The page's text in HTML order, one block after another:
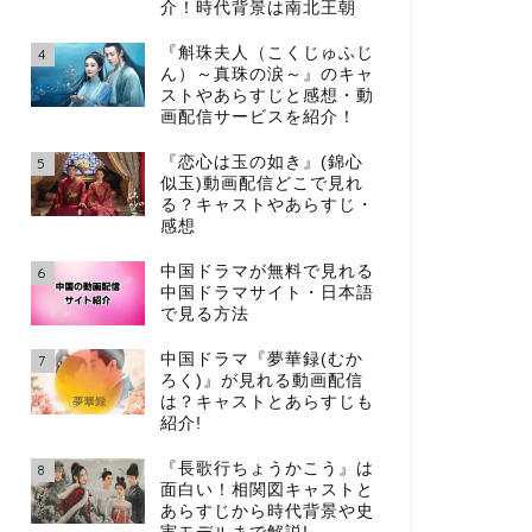
介！時代背景は南北王朝
4
『斛珠夫人（こくじゅふじ
ん）～真珠の涙～』のキャ
ストやあらすじと感想・動
画配信サービスを紹介！
5
『恋心は玉の如き』(錦心
似玉)動画配信どこで見れ
る？キャストやあらすじ・
感想
6
中国ドラマが無料で見れる
中国ドラマサイト・日本語
で見る方法
7
中国ドラマ『夢華録(むか
ろく)』が見れる動画配信
は？キャストとあらすじも
紹介!
8
『長歌行ちょうかこう』は
面白い！相関図キャストと
あらすじから時代背景や史